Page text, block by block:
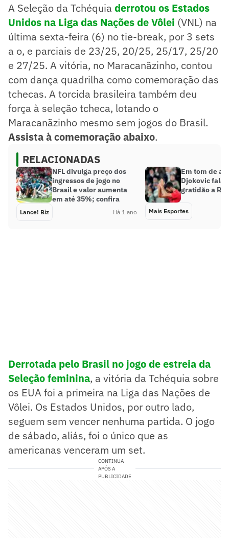
A Seleção da Tchéquia derrotou os Estados
Unidos na Liga das Nações de Vôlei (VNL) na
última sexta-feira (6) no tie-break, por 3 sets
a o, e parciais de 23/25, 20/25, 25/17, 25/20
e 27/25. A vitória, no Maracanãzinho, contou
com dança quadrilha como comemoração das
tchecas. A torcida brasileira também deu
força à seleção tcheca, lotando o
Maracanãzinho mesmo sem jogos do Brasil.
Assista à comemoração abaixo.
RELACIONADAS
NFL divulga preço dos
ingressos de jogo no
Brasil e valor aumenta
em até 35%; confira
Lance! Biz Há 1 ano
Em tom de
Djokovic fala
gratidão a
Mais Esportes
Derrotada pelo Brasil no jogo de estreia da
Seleção feminina, a vitória da Tchéquia sobre
os EUA foi a primeira na Liga das Nações de
Vôlei. Os Estados Unidos, por outro lado,
seguem sem vencer nenhuma partida. O jogo
de sábado, aliás, foi o único que as
americanas venceram um set.
CONTINUA
APÓS A
PUBLICIDADE